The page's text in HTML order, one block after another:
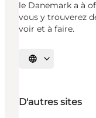
le Danemark a à
vous y trouverez
voir et à faire.
Choisissez la langue
D'autres sites